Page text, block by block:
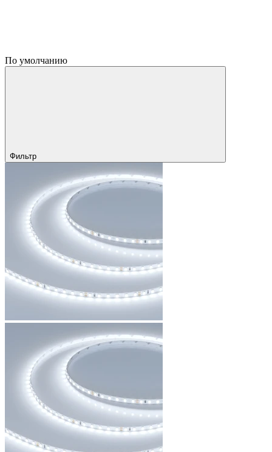
По умолчанию
Фильтр